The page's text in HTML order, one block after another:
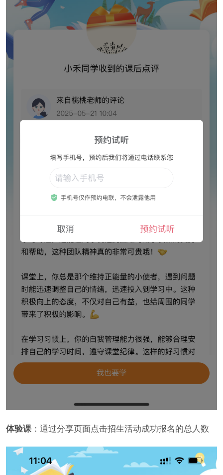
体验课：通过分享页面点击招生活动成功报名的总人数